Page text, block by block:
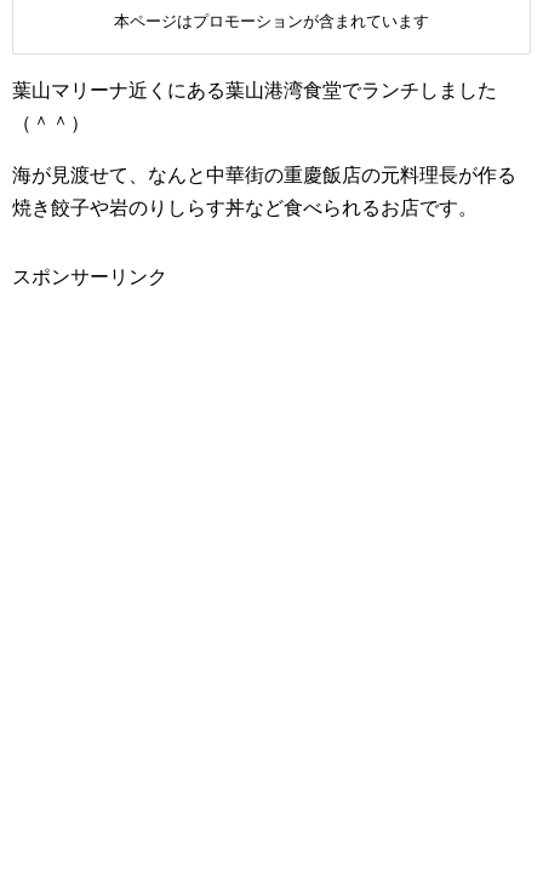
本ページはプロモーションが含まれています
葉山マリーナ近くにある葉山港湾食堂でランチしました
（＾＾）
海が見渡せて、なんと中華街の重慶飯店の元料理長が作る
焼き餃子や岩のりしらす丼など食べられるお店です。
スポンサーリンク